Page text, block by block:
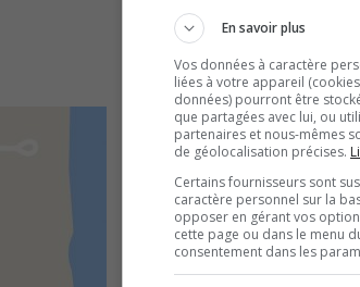
En savoir plus
Vos données à caractère
liées à votre appareil
données) pourront être
que partagées avec lui, ou
partenaires et nous-mêmes
de géolocalisation précises.
Certains fournisseurs sont
caractère personnel sur la
opposer en gérant vos
cette page ou dans le menu
consentement dans les